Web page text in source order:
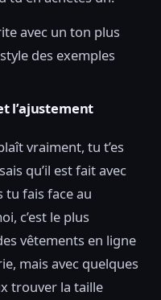
avec un ton plus
des exemples
l’ajustement
vraiment, tu t’es
qu’il est fait avec
tu fais face au
c’est le plus
vêtements en ligne
mais avec quelques
trouver la taille